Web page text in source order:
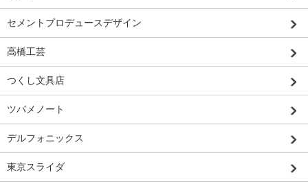
セメントプロデュースデザイン
高橋工芸
つくし文具店
ツバメノート
デルフォニックス
東京スライダ